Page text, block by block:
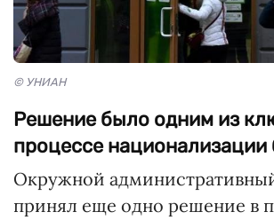
© УНИАН
Решение было одним из
процессе национализации
Окружной
принял еще одно решение в